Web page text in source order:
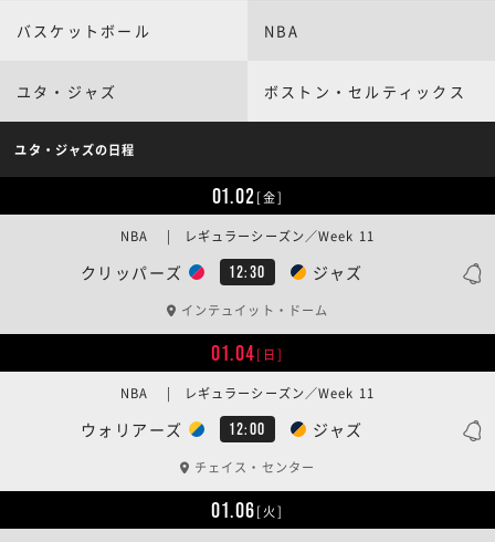
バスケットボール NBA
ユタ・ジャズ ボストン・セルティックス
ユタ・ジャズの日程
01.02[金]
クリッパーズ 12:30 ジャズ
NBA | レギュラーシーズン／Week 11
インテュイット・ドーム
01.04[日]
ウォリアーズ 12:00 ジャズ
NBA | レギュラーシーズン／Week 11
チェイス・センター
01.06[火]